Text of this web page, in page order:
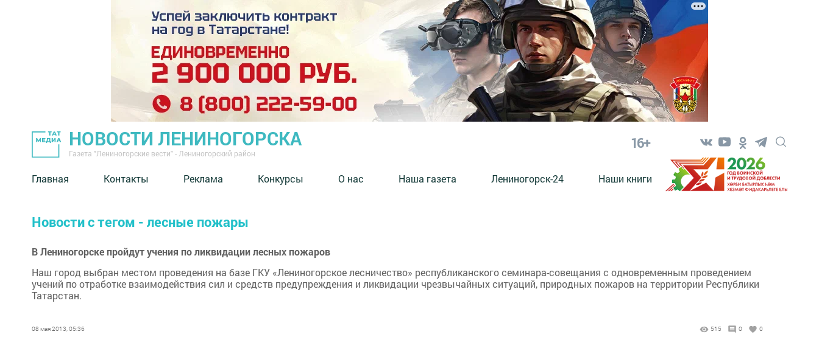
НОВОСТИ ЛЕНИНОГОРСКА
Газета "Лениногорские вести" - Лениногорский район
16+
Главная Контакты Реклама Конкурсы О нас Наша газета Лениногорск-24 Наши книги
Новости с тегом - лесные пожары
В Лениногорске пройдут учения по ликвидации лесных пожаров
Наш город выбран местом проведения на базе ГКУ «Лениногорское лесничество» республиканского семинара-совещания с одновременным проведением
учений по отработке взаимодействия сил и средств предупреждения и ликвидации чрезвычайных ситуаций, природных пожаров на территории Республики
Татарстан.
08 мая 2013, 05:36 515 0 0